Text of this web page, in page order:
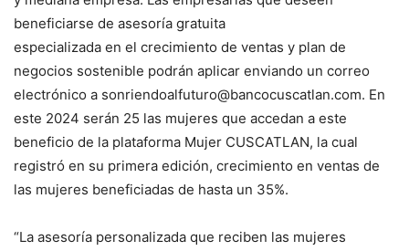
beneficiarse de asesoría gratuita
especializada en el crecimiento de ventas y plan de
negocios sostenible podrán aplicar enviando un correo
electrónico a sonriendoalfuturo@bancocuscatlan.com. En
este 2024 serán 25 las mujeres que accedan a este
beneficio de la plataforma Mujer CUSCATLAN, la cual
registró en su primera edición, crecimiento en ventas de
las mujeres beneficiadas de hasta un 35%.
“La asesoría personalizada que reciben las mujeres